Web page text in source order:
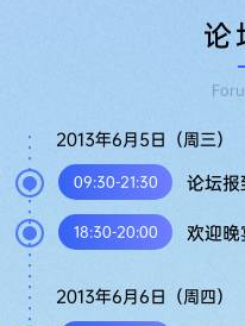
动
计
论
2013年6月5日（周三）
09:30-21:30 论坛报
18:30-20:00 欢迎晚
2013年6月6日（周四）